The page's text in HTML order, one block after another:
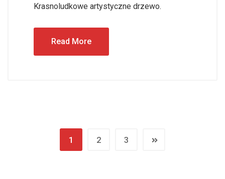
Krasnoludkowe artystyczne drzewo.
Read More
1 2 3